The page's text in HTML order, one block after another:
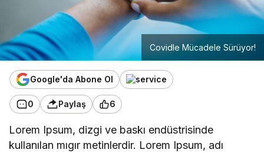
Covidle Mücadele Sürüyor!
Google'da Abone Ol
0 Paylaş 6
Lorem Ipsum, dizgi ve baskı endüstrisinde
kullanılan mıgır metinlerdir. Lorem Ipsum, adı